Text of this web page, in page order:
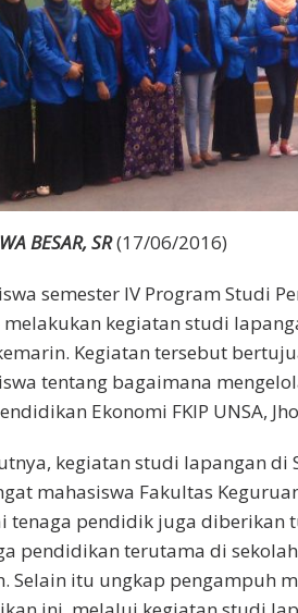
BESAR, SR(17/06/2016)
semester IV Program Studi
melakukan kegiatan studi
Kegiatan tersebut
tentang bagaimana
Ekonomi FKIP UNSA,
kegiatan studi lapangan di
mahasiswa Fakultas
tenaga pendidik juga diberikan
pendidikan terutama di
Selain itu ungkap pengampuh